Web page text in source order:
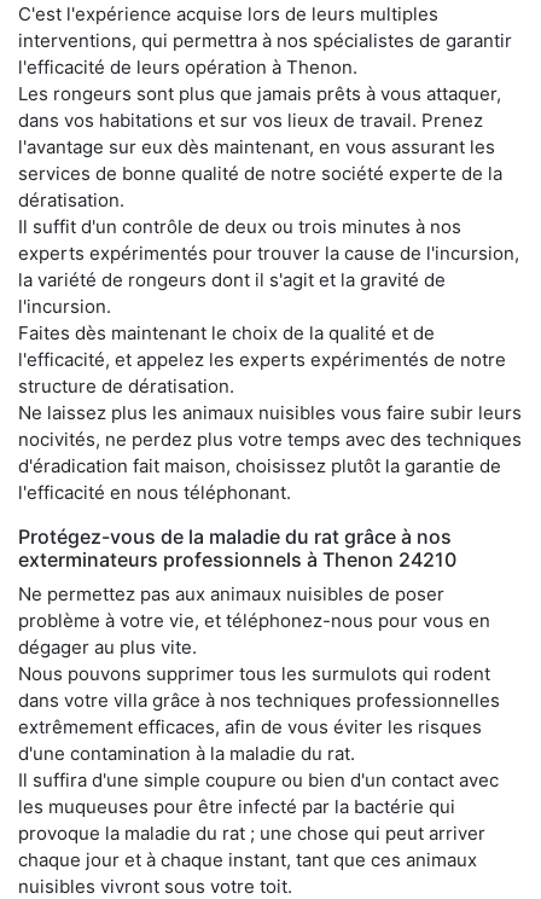
C'est l'expérience acquise lors de leurs multiples
interventions, qui permettra à nos spécialistes de garantir
l'efficacité de leurs opération à Thenon.
Les rongeurs sont plus que jamais prêts à vous attaquer,
dans vos habitations et sur vos lieux de travail. Prenez
l'avantage sur eux dès maintenant, en vous assurant les
services de bonne qualité de notre société experte de la
dératisation.
Il suffit d'un contrôle de deux ou trois minutes à nos
experts expérimentés pour trouver la cause de l'incursion,
la variété de rongeurs dont il s'agit et la gravité de
l'incursion.
Faites dès maintenant le choix de la qualité et de
l'efficacité, et appelez les experts expérimentés de notre
structure de dératisation.
Ne laissez plus les animaux nuisibles vous faire subir leurs
nocivités, ne perdez plus votre temps avec des techniques
d'éradication fait maison, choisissez plutôt la garantie de
l'efficacité en nous téléphonant.
Protégez-vous de la maladie du rat grâce à nos
exterminateurs professionnels à Thenon 24210
Ne permettez pas aux animaux nuisibles de poser
problème à votre vie, et téléphonez-nous pour vous en
dégager au plus vite.
Nous pouvons supprimer tous les surmulots qui rodent
dans votre villa grâce à nos techniques professionnelles
extrêmement efficaces, afin de vous éviter les risques
d'une contamination à la maladie du rat.
Il suffira d'une simple coupure ou bien d'un contact avec
les muqueuses pour être infecté par la bactérie qui
provoque la maladie du rat ; une chose qui peut arriver
chaque jour et à chaque instant, tant que ces animaux
nuisibles vivront sous votre toit.